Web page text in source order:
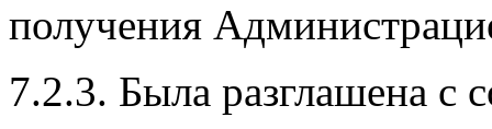
получения
7.2.3. Была разглашена с